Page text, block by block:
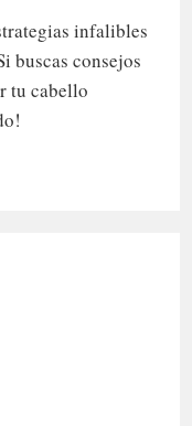
infalibles
buscas consejos
tu cabello